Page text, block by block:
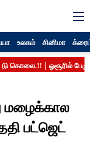
உலகம் சினிமா
மழைக்கால
பட்ஜெட்